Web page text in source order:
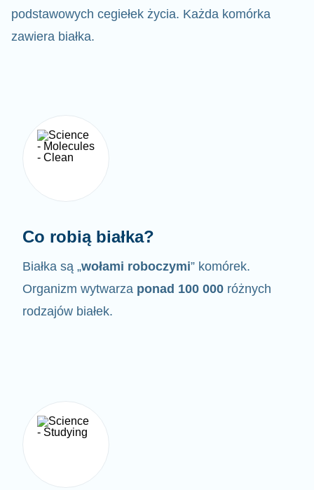
podstawowych cegiełek życia. Każda komórka
zawiera białka.
Co robią białka?
Białka są „wołami roboczymi” komórek.
Organizm wytwarza ponad 100 000 różnych
rodzajów białek.